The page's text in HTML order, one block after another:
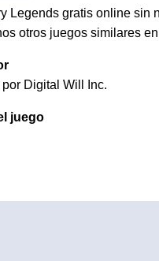
Legends gratis online sin
otros juegos similares
Digital Will Inc.
juego